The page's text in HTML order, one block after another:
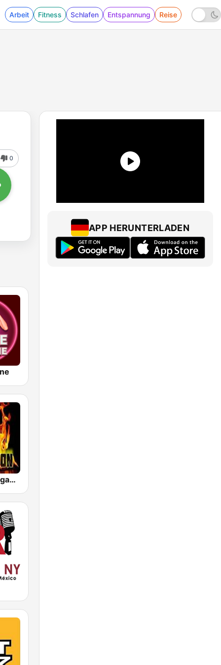
Arbeit Fitness Schlafen Entspannung Reise
0
TOP 100 Reggaeton Exitos del Momento Radio
APP HERUNTERLADEN